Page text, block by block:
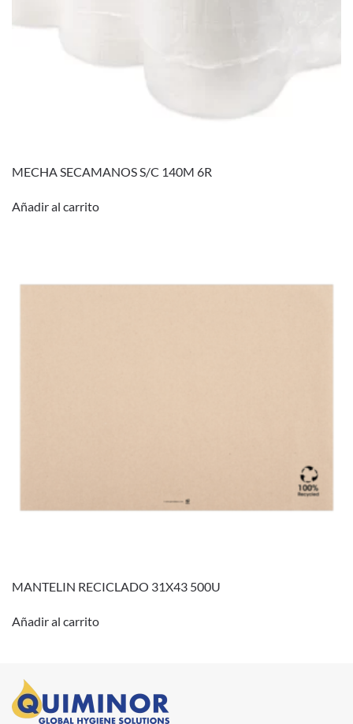
MECHA SECAMANOS S/C 140M 6R
Añadir al carrito
MANTELIN RECICLADO 31X43 500U
Añadir al carrito